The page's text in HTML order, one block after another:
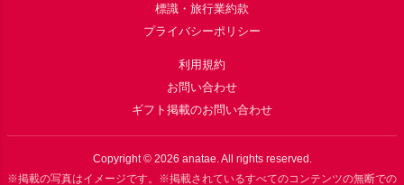
標識・旅行業約款
プライバシーポリシー
利用規約
お問い合わせ
ギフト掲載のお問い合わせ
Copyright © 2026 anatae. All rights reserved.
※掲載の写真はイメージです。※掲載されているすべてのコンテンツの無断での